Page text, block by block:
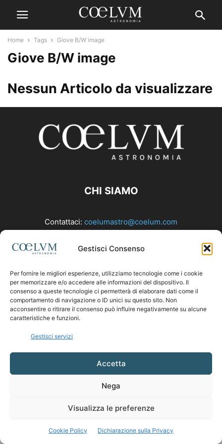
Gestisci Consenso
Per fornire le migliori esperienze, utilizziamo tecnologie come i cookie
per memorizzare e/o accedere alle informazioni del dispositivo. Il
consenso a queste tecnologie ci permetterà di elaborare dati come il
comportamento di navigazione o ID unici su questo sito. Non
acconsentire o ritirare il consenso può influire negativamente su alcune
caratteristiche e funzioni.
Gestisci servizi
Accetta
Nega
Visualizza le preferenze
Cookie Policy Dichiarazione sulla Privacy
Home Tags Giove B/W image
Giove B/W image
Nessun Articolo da visualizzare
CHI SIAMO
Contattaci: coelumastro@coelum.com
SEGUICI